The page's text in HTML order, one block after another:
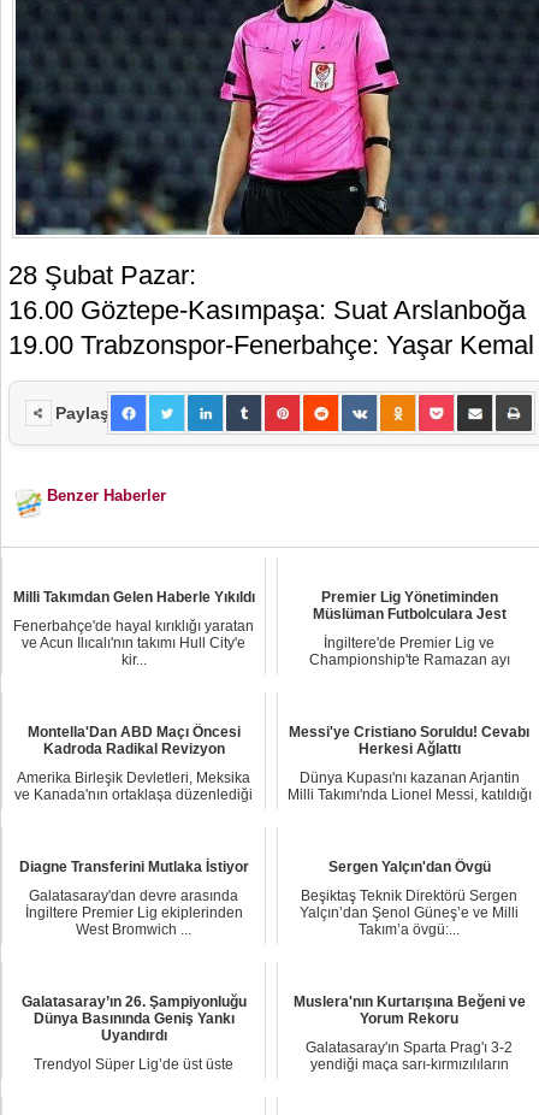
28 Şubat Pazar:
16.00 Göztepe-Kasımpaşa: Suat Arslanboğa
19.00 Trabzonspor-Fenerbahçe: Yaşar
Paylaş
Benzer Haberler
Milli Takımdan Gelen Haberle Yıkıldı
Fenerbahçe'de hayal kırıklığı yaratan
ve Acun Ilıcalı'nın takımı Hull City'e
kir...
Premier Lig Yönetiminden
Müslüman Futbolculara Jest
İngiltere'de Premier Lig ve
Championship'te Ramazan ayı
Montella'Dan ABD Maçı Öncesi
Kadroda Radikal Revizyon
Amerika Birleşik Devletleri, Meksika
ve Kanada'nın ortaklaşa düzenlediği
Messi'ye Cristiano Soruldu! Cevabı
Herkesi Ağlattı
Dünya Kupası'nı kazanan Arjantin
Milli Takımı'nda Lionel Messi, katıldığı
Diagne Transferini Mutlaka İstiyor
Galatasaray'dan devre arasında
İngiltere Premier Lig ekiplerinden
West Bromwich ...
Sergen Yalçın'dan Övgü
Beşiktaş Teknik Direktörü Sergen
Yalçın’dan Şenol Güneş’e ve Milli
Takım’a övgü:...
Galatasaray’ın 26. Şampiyonluğu
Dünya Basınında Geniş Yankı
Uyandırdı
Trendyol Süper Lig’de üst üste
Muslera'nın Kurtarışına Beğeni ve
Yorum Rekoru
Galatasaray'ın Sparta Prag'ı 3-2
yendiği maça sarı-kırmızılıların